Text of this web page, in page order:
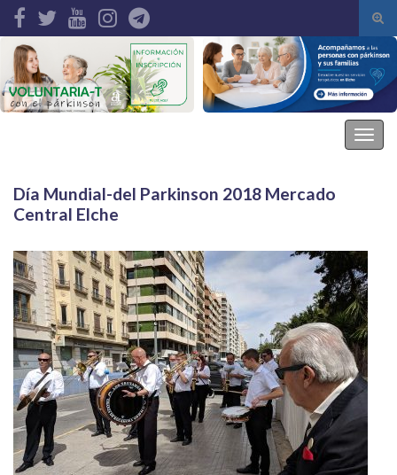
de
Search for:
Día Mundial-del Parkinson 2018 Mercado
Central Elche